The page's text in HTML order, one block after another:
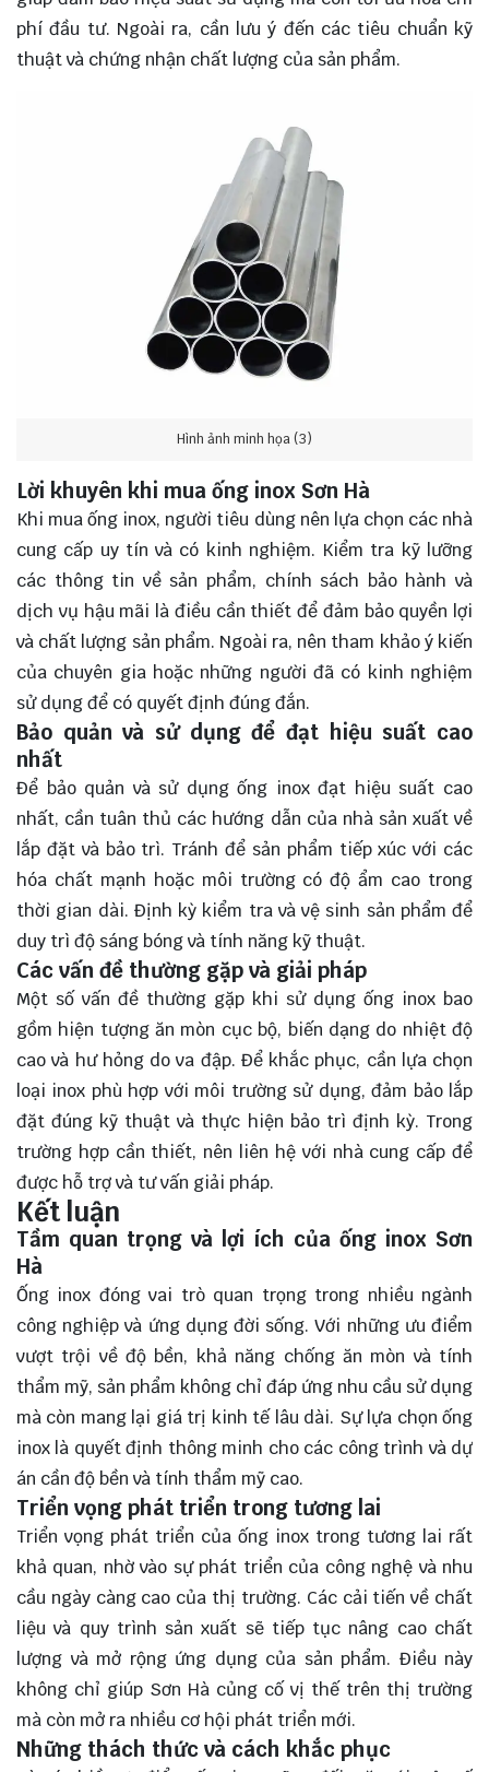
phí đầu tư. Ngoài ra, cần lưu ý đến các tiêu chuẩn kỹ
thuật và chứng nhận chất lượng của sản phẩm.
Hình ảnh minh họa (3)
Lời khuyên khi mua ống inox Sơn Hà
Khi mua ống inox, người tiêu dùng nên lựa chọn các nhà
cung cấp uy tín và có kinh nghiệm. Kiểm tra kỹ lưỡng
các thông tin về sản phẩm, chính sách bảo hành và
dịch vụ hậu mãi là điều cần thiết để đảm bảo quyền lợi
và chất lượng sản phẩm. Ngoài ra, nên tham khảo ý kiến
của chuyên gia hoặc những người đã có kinh nghiệm
sử dụng để có quyết định đúng đắn.
Bảo quản và sử dụng để đạt hiệu suất cao
nhất
Để bảo quản và sử dụng ống inox đạt hiệu suất cao
nhất, cần tuân thủ các hướng dẫn của nhà sản xuất về
lắp đặt và bảo trì. Tránh để sản phẩm tiếp xúc với các
hóa chất mạnh hoặc môi trường có độ ẩm cao trong
thời gian dài. Định kỳ kiểm tra và vệ sinh sản phẩm để
duy trì độ sáng bóng và tính năng kỹ thuật.
Các vấn đề thường gặp và giải pháp
Một số vấn đề thường gặp khi sử dụng ống inox bao
gồm hiện tượng ăn mòn cục bộ, biến dạng do nhiệt độ
cao và hư hỏng do va đập. Để khắc phục, cần lựa chọn
loại inox phù hợp với môi trường sử dụng, đảm bảo lắp
đặt đúng kỹ thuật và thực hiện bảo trì định kỳ. Trong
trường hợp cần thiết, nên liên hệ với nhà cung cấp để
được hỗ trợ và tư vấn giải pháp.
Kết luận
Tầm quan trọng và lợi ích của ống inox Sơn
Hà
Ống inox đóng vai trò quan trọngtrong nhiều ngành
công nghiệp và ứng dụng đời sống. Với những ưu điểm
vượt trội về độ bền, khả năng chống ăn mòn và tính
thẩm mỹ, sản phẩm không chỉ đáp ứng nhu cầu sử dụng
mà còn mang lại giá trị kinh tế lâu dài. Sự lựa chọn ống
inox là quyết định thông minh cho các công trình và dự
án cần độ bền và tính thẩm mỹ cao.
Triển vọng phát triển trong tương lai
Triển vọng phát triển của ống inox trong tương lai rất
khả quan, nhờ vào sự phát triển của công nghệ và nhu
cầu ngày càng cao của thị trường. Các cải tiến về chất
liệu và quy trình sản xuất sẽ tiếp tục nâng cao chất
lượng và mở rộng ứng dụng của sản phẩm. Điều này
không chỉ giúp Sơn Hà củng cố vị thế trên thị trường
mà còn mở ra nhiều cơ hội phát triển mới.
Những thách thức và cách khắc phục